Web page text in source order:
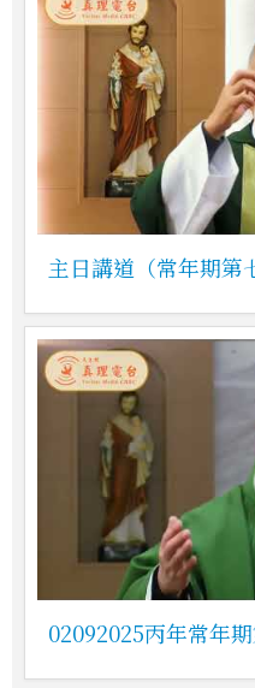
主日講道（常年期第
02092025丙年常年